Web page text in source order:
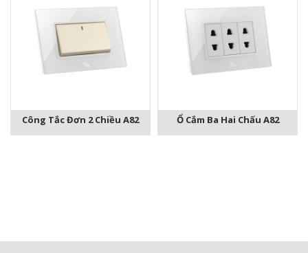
Công Tắc Đơn 2 Chiều A82 Ổ Cắm Ba Hai Chấu A82